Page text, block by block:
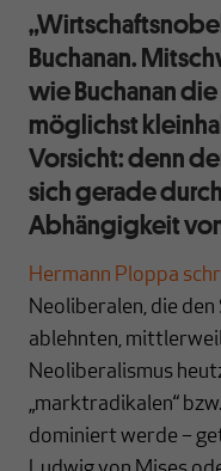
Buchanan.
wie Buchanan
möglichst
Vorsicht: denn
sich gerade
Abhängigkeit
Hermann Ploppa
Neoliberalen, die
ablehnten,
Neoliberalismus
„marktradikalen“
dominiert werde –